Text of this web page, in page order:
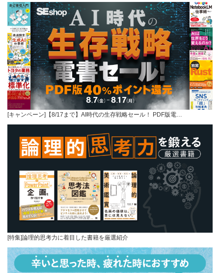
[キャンペーン]【8/17まで】AI時代の生存戦略セール！ PDF版電…
[特集]論理的思考力に着目した書籍を厳選紹介